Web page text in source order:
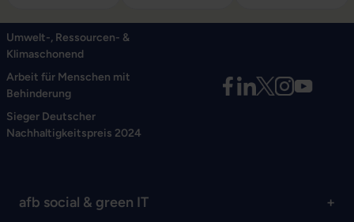
Umwelt-, Ressourcen- &
Klimaschonend
Arbeit für Menschen mit
Behinderung
Sieger Deutscher
Nachhaltigkeitspreis 2024
afb social & green IT